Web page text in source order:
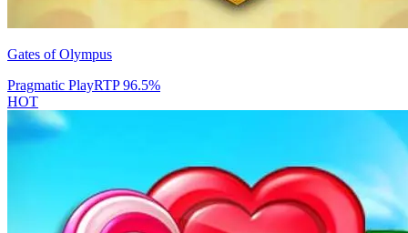
Gates of Olympus
Pragmatic PlayRTP96.5%
HOT